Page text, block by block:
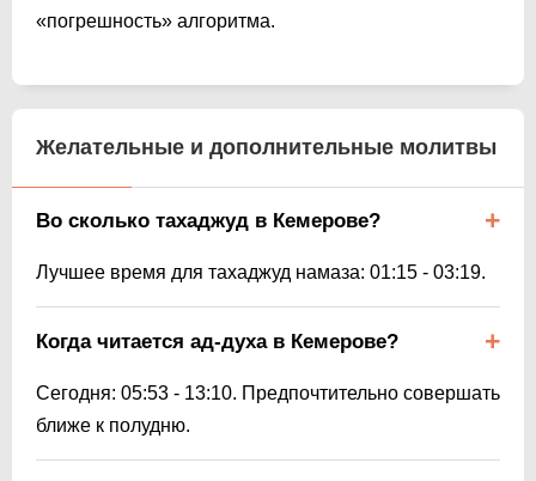
«погрешность» алгоритма.
Желательные и дополнительные молитвы
Во сколько тахаджуд в Кемерове?
Лучшее время для тахаджуд намаза: 01:15 - 03:19.
Когда читается ад-духа в Кемерове?
Сегодня: 05:53 - 13:10. Предпочтительно совершать
ближе к полудню.